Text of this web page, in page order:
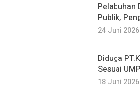
Pelabuhan
Publik,
24 Juni
Diduga
Sesuai
18 Juni